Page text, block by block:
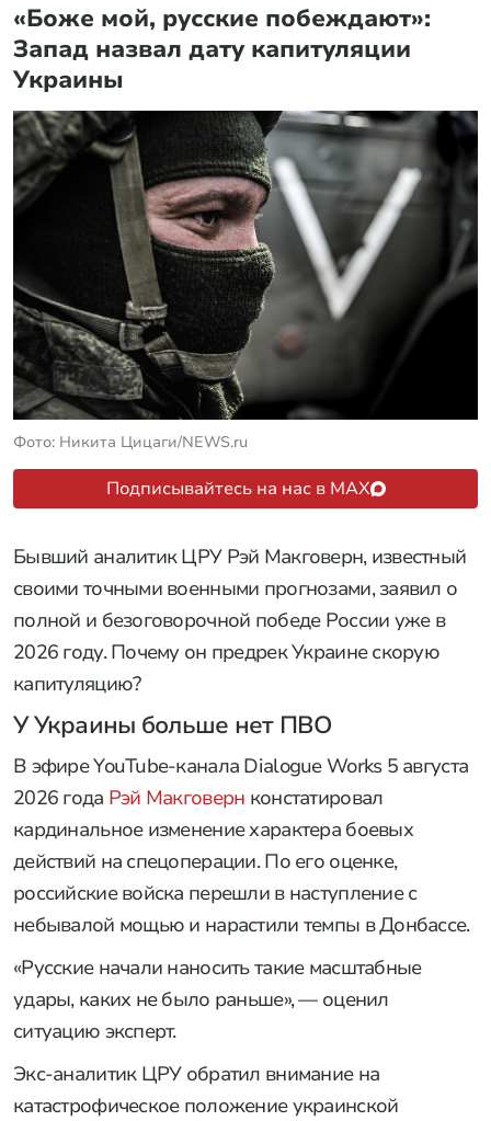
«Боже мой, русские побеждают»:
Запад назвал дату капитуляции
Украины
Фото: Никита Цицаги/NEWS.ru
Подписывайтесь на нас в MAX
Бывший аналитик ЦРУ Рэй Макговерн, известный
своими точными военными прогнозами, заявил о
полной и безоговорочной победе России уже в
2026 году. Почему он предрек Украине скорую
капитуляцию?
У Украины больше нет ПВО
В эфире YouTube-канала Dialogue Works 5 августа
2026 года Рэй Макговерн констатировал
кардинальное изменение характера боевых
действий на спецоперации. По его оценке,
российские войска перешли в наступление с
небывалой мощью и нарастили темпы в Донбассе.
«Русские начали наносить такие масштабные
удары, каких не было раньше», — оценил
ситуацию эксперт.
Экс-аналитик ЦРУ обратил внимание на
катастрофическое положение украинской